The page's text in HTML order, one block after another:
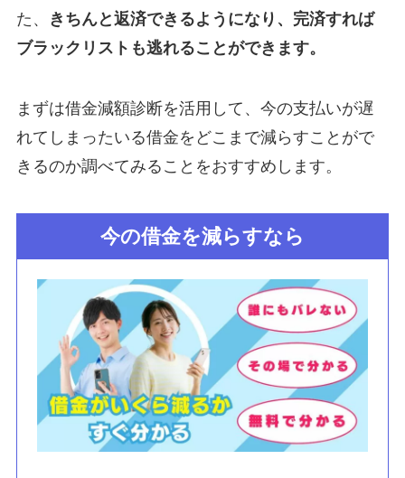
た、
きちんと返済できるようになり、完済すれば
ブラックリストも逃れることができます。
まずは借金減額診断を活用して、今の支払いが遅
れてしまったいる借金をどこまで減らすことがで
きるのか調べてみることをおすすめします。
今の借金を減らすなら